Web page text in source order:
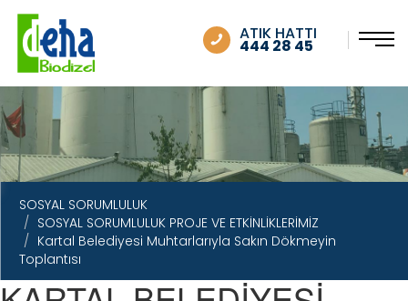
ATIK HATTI
444 28 45
SOSYAL SORUMLULUK
SOSYAL SORUMLULUK
SOSYAL SORUMLULUK PROJE VE ETKİNLİKLERİMİZ
Kartal Belediyesi Muhtarlarıyla Sakın Dökmeyin
Toplantısı